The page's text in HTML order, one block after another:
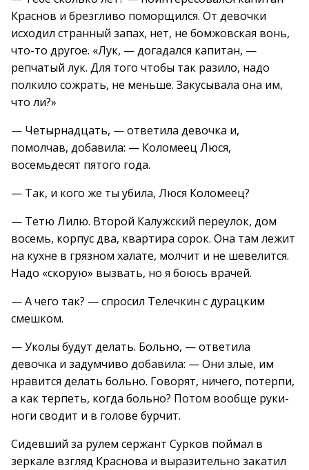
Краснов и брезгливо поморщился. От девочки
исходил странный запах, нет, не бомжовская вонь,
что-то другое. «Лук, — догадался капитан, —
репчатый лук. Для того чтобы так разило, надо
полкило сожрать, не меньше. Закусывала она им,
что ли?»
— Четырнадцать, — ответила девочка и,
помолчав, добавила: — Коломеец Люся,
восемьдесят пятого года.
— Так, и кого же ты убила, Люся Коломеец?
— Тетю Лилю. Второй Калужский переулок, дом
восемь, корпус два, квартира сорок. Она там лежит
на кухне в грязном халате, молчит и не шевелится.
Надо «скорую» вызвать, но я боюсь врачей.
— А чего так? — спросил Телечкин с дурацким
смешком.
— Уколы будут делать. Больно, — ответила
девочка и задумчиво добавила: — Они злые, им
нравится делать больно. Говорят, ничего, потерпи,
а как терпеть, когда больно? Потом вообще руки-
ноги сводит и в голове бурчит.
Сидевший за рулем сержант Сурков поймал в
зеркале взгляд Краснова и выразительно закатил